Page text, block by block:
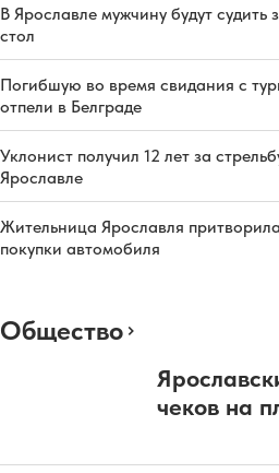
В Ярославле мужчину будут судить
стол
Погибшую во время свидания с
отпели в Белграде
Уклонист получил 12 лет за
Ярославле
Жительница Ярославля
покупки автомобиля
Общество
чеков на